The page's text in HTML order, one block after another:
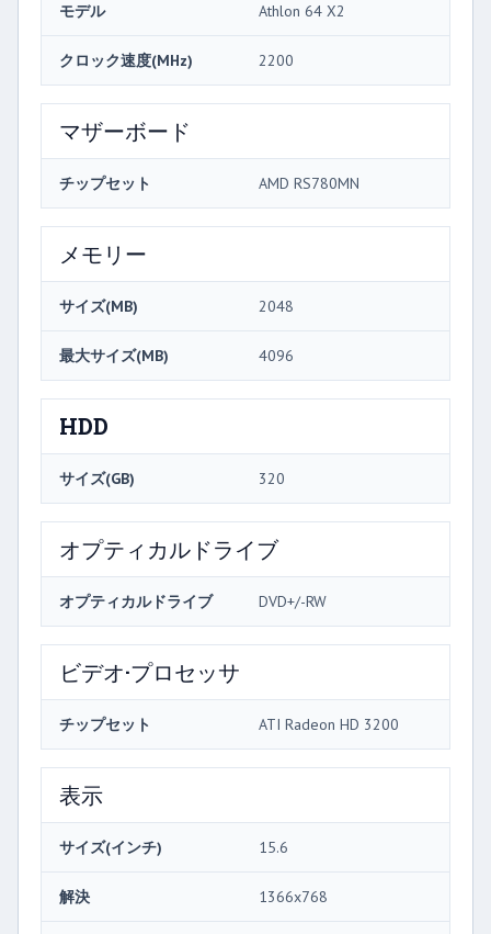
モデル Athlon 64 X2
クロック速度(MHz) 2200
マザーボード
チップセット AMD RS780MN
メモリー
サイズ(MB) 2048
最大サイズ(MB) 4096
HDD
サイズ(GB) 320
オプティカルドライブ
オプティカルドライブ DVD+/-RW
ビデオ·プロセッサ
チップセット ATI Radeon HD 3200
表示
サイズ(インチ) 15.6
解決 1366x768